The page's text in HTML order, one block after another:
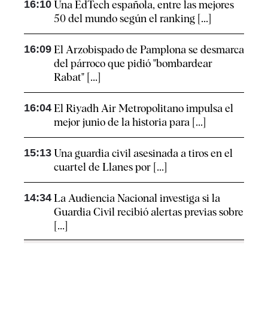
16:10 Una EdTech española, entre las mejores
50 del mundo según el ranking [...]
16:09 El Arzobispado de Pamplona se desmarca
del párroco que pidió "bombardear
Rabat" [...]
16:04 El Riyadh Air Metropolitano impulsa el
mejor junio de la historia para [...]
15:13 Una guardia civil asesinada a tiros en el
cuartel de Llanes por [...]
14:34 La Audiencia Nacional investiga si la
Guardia Civil recibió alertas previas sobre
[...]